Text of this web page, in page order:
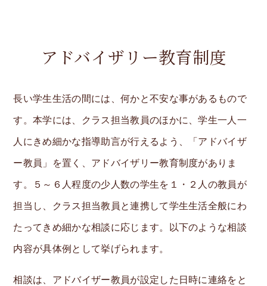
アドバイザリー教育制度
長い学生生活の間には、何かと不安な事があるもので
す。本学には、クラス担当教員のほかに、学生一人一
人にきめ細かな指導助言が行えるよう、「アドバイザ
ー教員」を置く、アドバイザリー教育制度がありま
す。５～６人程度の少人数の学生を１・２人の教員が
担当し、クラス担当教員と連携して学生生活全般にわ
たってきめ細かな相談に応じます。以下のような相談
内容が具体例として挙げられます。
相談は、アドバイザー教員が設定した日時に連絡をと